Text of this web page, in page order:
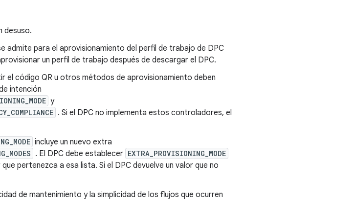
desuso.
admite para el aprovisionamiento del perfil de trabajo de DPC
un perfil de trabajo después de descargar el DPC.
el código QR u otros métodos de aprovisionamiento deben
intención
y
. Si el DPC no implementa estos controladores, el
incluye un nuevo extra
. El DPC debe establecer EXTRA_PROVISIONING_MODE
pertenezca a esa lista. Si el DPC devuelve un valor que no
de mantenimiento y la simplicidad de los flujos que ocurren